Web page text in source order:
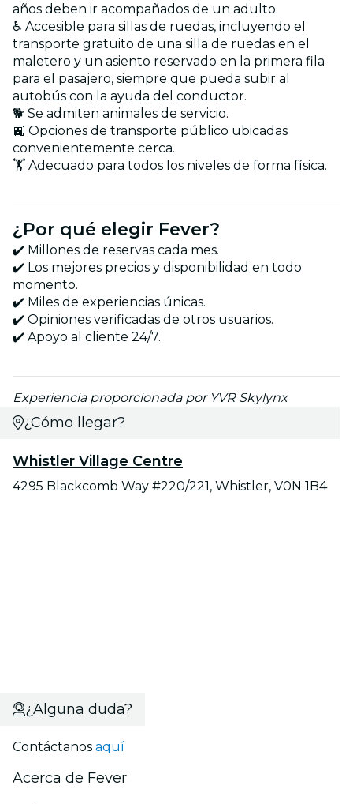
años deben ir acompañados de un adulto.
♿ Accesible para sillas de ruedas, incluyendo el
transporte gratuito de una silla de ruedas en el
maletero y un asiento reservado en la primera fila
para el pasajero, siempre que pueda subir al
autobús con la ayuda del conductor.
🐕 Se admiten animales de servicio.
🚉 Opciones de transporte público ubicadas
convenientemente cerca.
🏋️ Adecuado para todos los niveles de forma física.
¿Por qué elegir Fever?
✔️ Millones de reservas cada mes.
✔️ Los mejores precios y disponibilidad en todo
momento.
✔️ Miles de experiencias únicas.
✔️ Opiniones verificadas de otros usuarios.
✔️ Apoyo al cliente 24/7.
Experiencia proporcionada por YVR Skylynx
¿Cómo llegar?
Whistler Village Centre
4295 Blackcomb Way #220/221, Whistler, V0N 1B4
¿Alguna duda?
Contáctanos aquí
Acerca de Fever